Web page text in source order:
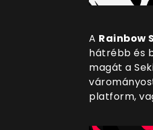
A Rainbow
hátrébb és
magát a
platform,